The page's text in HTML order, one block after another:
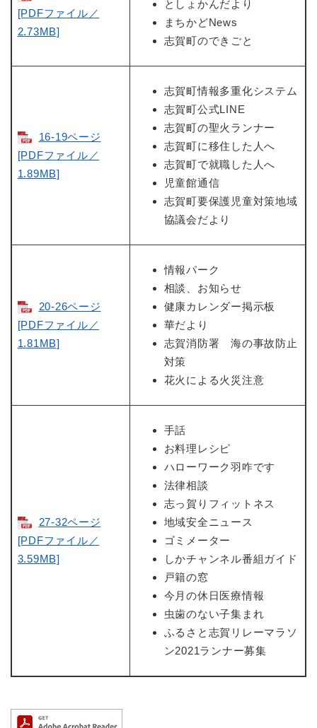
[PDFファイル／
2.73MB]
としょかんだより
まちかどNews
志賀町のできごと
16-19ページ
[PDFファイル／
1.89MB]
志賀町情報多重化システム
志賀町公式LINE
志賀町の聖火ランナー
志賀町に移住した人へ
志賀町で就職した人へ
児童館通信
志賀町要保護児童対策地域
協議会だより
20-26ページ
[PDFファイル／
1.81MB]
情報パーク
相談、お知らせ
健康カレンダー掲示板
華だより
志賀消防署 海の事故防止
対策
花火による火災注意
27-32ページ
[PDFファイル／
3.59MB]
手話
お料理レシピ
ハローワーク羽咋です
法律相談
志っ賀りフィットネス
地域安全ニュース
ゴミメーター
しかチャンネル番組ガイド
戸籍の窓
今月の休日医療情報
虫歯のない子集まれ
ふるさと志賀リレーマラソ
ン2021ランナー募集